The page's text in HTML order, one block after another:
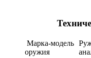
Марка-модель
оружия